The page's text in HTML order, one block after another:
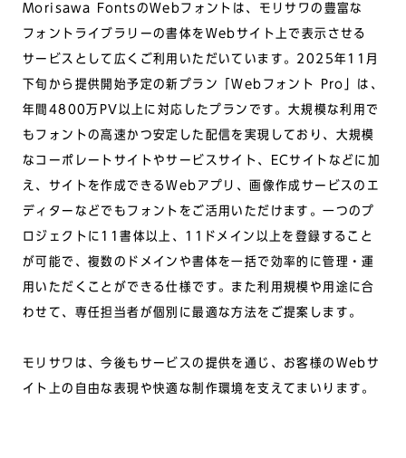
Morisawa FontsのWebフォントは、モリサワの豊富な
フォントライブラリーの書体をWebサイト上で表示させる
サービスとして広くご利用いただいています。2025年11月
下旬から提供開始予定の新プラン「Webフォント Pro」は、
年間4800万PV以上に対応したプランです。大規模な利用で
もフォントの高速かつ安定した配信を実現しており、大規模
なコーポレートサイトやサービスサイト、ECサイトなどに加
え、サイトを作成できるWebアプリ、画像作成サービスのエ
ディターなどでもフォントをご活用いただけます。一つのプ
ロジェクトに11書体以上、11ドメイン以上を登録すること
が可能で、複数のドメインや書体を一括で効率的に管理・運
用いただくことができる仕様です。また利用規模や用途に合
わせて、専任担当者が個別に最適な方法をご提案します。
モリサワは、今後もサービスの提供を通じ、お客様のWebサ
イト上の自由な表現や快適な制作環境を支えてまいります。